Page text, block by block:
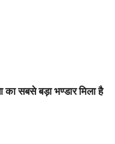
सबसे बड़ा भण्डार मिला है